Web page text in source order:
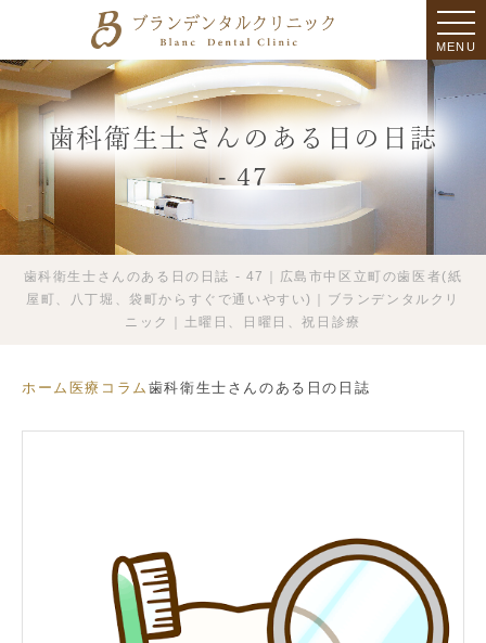
MENU
歯科衛生士さんのある日の日誌
- 47
歯科衛生士さんのある日の日誌 - 47｜広島市中区立町の歯医者(紙
屋町、八丁堀、袋町からすぐで通いやすい)｜ブランデンタルクリ
ニック｜土曜日、日曜日、祝日診療
ホーム 医療コラム 歯科衛生士さんのある日の日誌